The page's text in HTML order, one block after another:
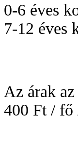
0-6 éves
7-12
Az árak
400 Ft / fő